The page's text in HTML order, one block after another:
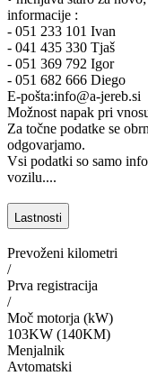
informacije :
- 051 233 101 Ivan
- 041 435 330 Tjaš
- 051 369 792 Igor
- 051 682 666 Diego
E-pošta:info@a-jereb.si
Možnost napak pri
Za točne podatke se
odgovarjamo.
Vsi podatki so samo
vozilu....
Lastnosti
Prevoženi kilometri
/
Prva registracija
/
Moč motorja (kW)
103KW (140KM)
Menjalnik
Avtomatski